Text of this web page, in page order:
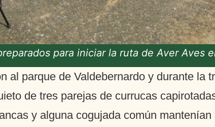
para iniciar la ruta de Aver Aves
al parque de Valdebernardo y durante la
de tres parejas de currucas
y alguna cogujada común